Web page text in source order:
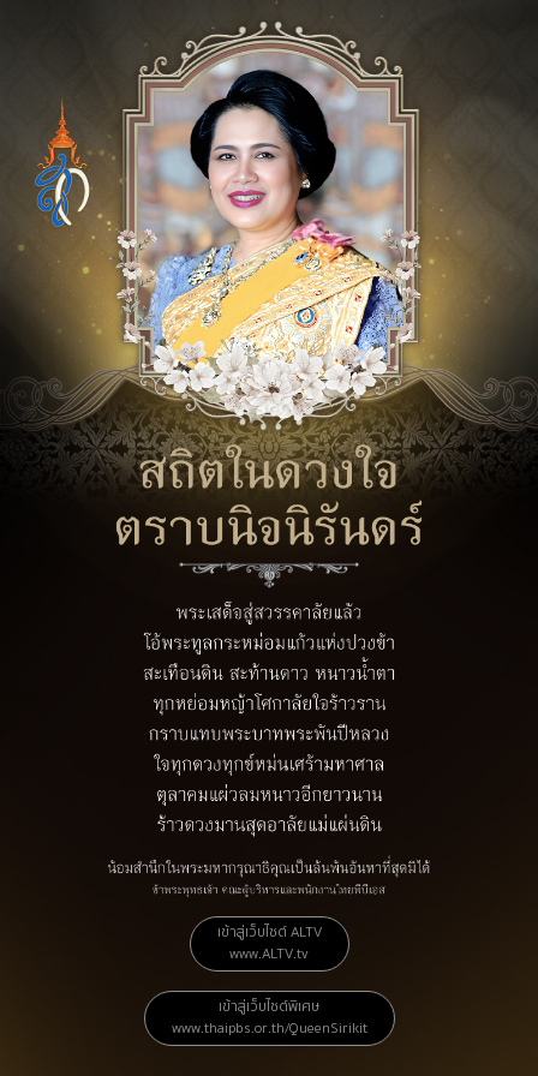
เข้าสู่เว็บไซต์ ALTV
www.ALTV.tv
เข้าสู่เว็บไซต์พิเศษ
www.thaipbs.or.th/QueenSirikit